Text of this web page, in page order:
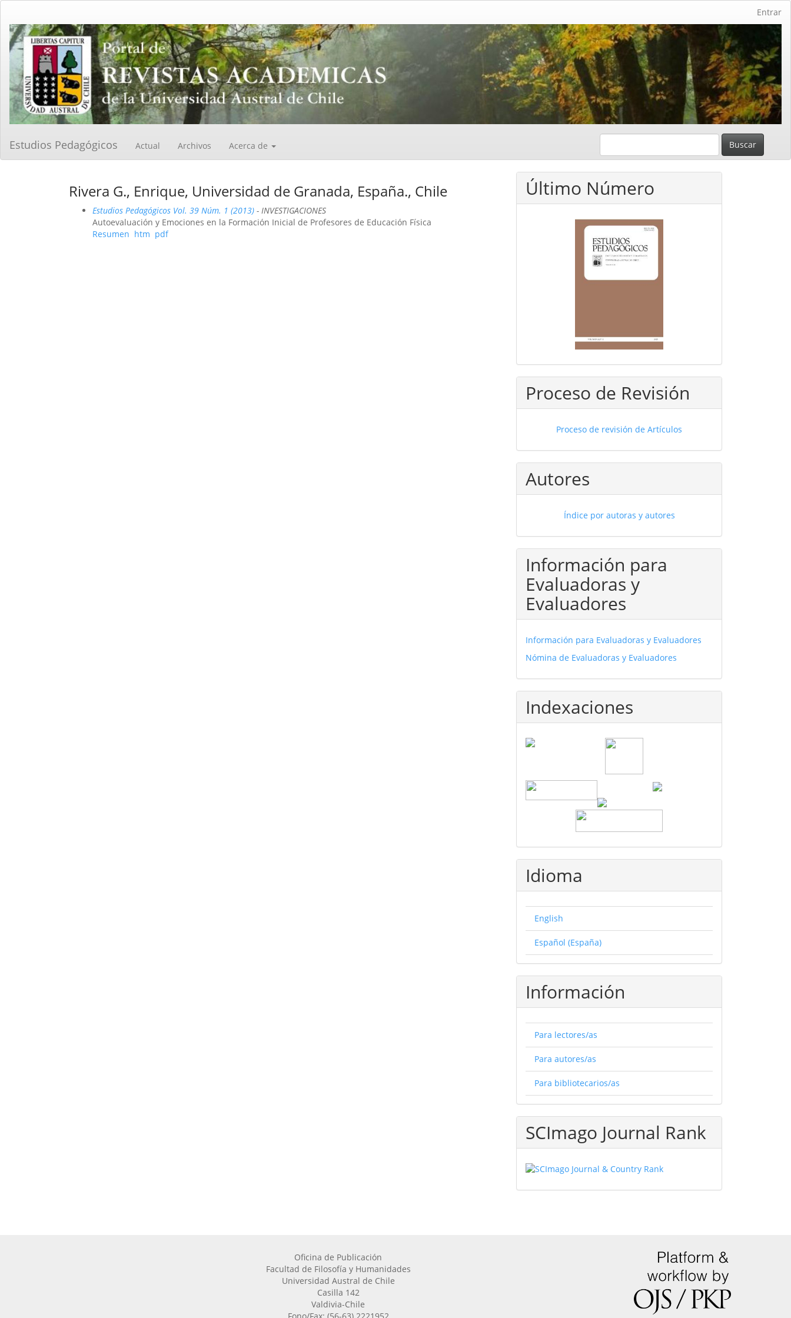
Contenido
principal
Barra
lateral
Entrar
Estudios Pedagógicos Actual Archivos Acerca de Buscar
Rivera G., Enrique, Universidad de Granada, España., Chile
Estudios Pedagógicos Vol. 39 Núm. 1 (2013) - INVESTIGACIONES
Autoevaluación y Emociones en la Formación Inicial de Profesores de Educación Física
Resumen htm pdf
Último Número
Proceso de Revisión
Proceso de revisión de Artículos
Autores
Índice por autoras y autores
Información para
Evaluadoras y
Evaluadores
Información para Evaluadoras y Evaluadores
Nómina de Evaluadoras y Evaluadores
Indexaciones
Idioma
English
Español (España)
Información
Para lectores/as
Para autores/as
Para bibliotecarios/as
SCImago Journal Rank
Oficina de Publicación
Facultad de Filosofía y Humanidades
Universidad Austral de Chile
Casilla 142
Valdivia-Chile